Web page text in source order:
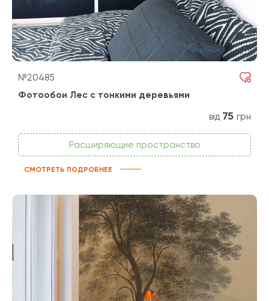
№20485
Фотообои Лес с тонкими деревьями
від 75 грн
Расширяющие пространство
СМОТРЕТЬ ПОДРОБНЕЕ